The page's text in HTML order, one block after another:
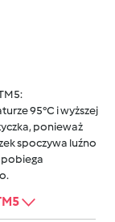
95°C i wyższej
ponieważ
spoczywa luźno